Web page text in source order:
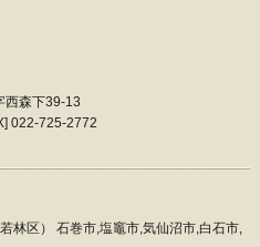
森下39-13
022-725-2772
林区） 石巻市,塩竈市,気仙沼市,白石市,